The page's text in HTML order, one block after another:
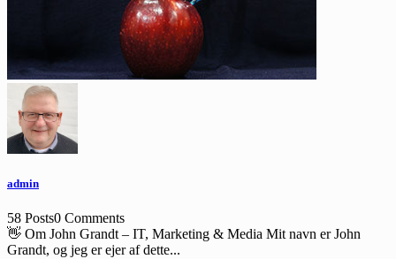
admin
58 Posts0 Comments
👋 Om John Grandt – IT, Marketing & Media Mit navn er John
Grandt, og jeg er ejer af dette...